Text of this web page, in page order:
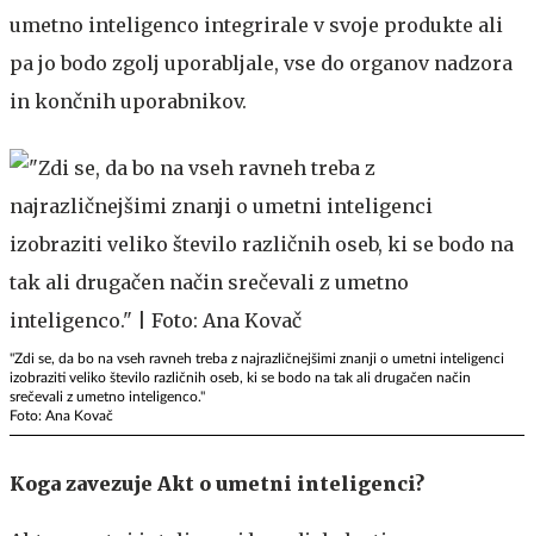
umetno inteligenco integrirale v svoje produkte ali
pa jo bodo zgolj uporabljale, vse do organov nadzora
in končnih uporabnikov.
"Zdi se, da bo na vseh ravneh treba z najrazličnejšimi znanji o umetni inteligenci
izobraziti veliko število različnih oseb, ki se bodo na tak ali drugačen način
srečevali z umetno inteligenco."
Foto: Ana Kovač
Koga zavezuje Akt o umetni inteligenci?